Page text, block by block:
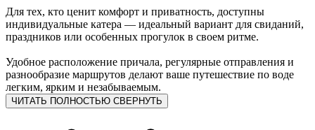
Для тех, кто ценит комфорт и приватность, доступны
индивидуальные катера — идеальный вариант для свиданий,
праздников или особенных прогулок в своем ритме.
Удобное расположение причала, регулярные отправления и
разнообразие маршрутов делают ваше путешествие по воде
легким, ярким и незабываемым.
ЧИТАТЬ ПОЛНОСТЬЮ СВЕРНУТЬ